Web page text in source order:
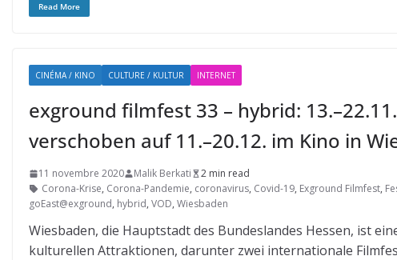
Read More
CINÉMA / KINO CULTURE / KULTUR INTERNET
exground filmfest 33 – hybrid:
verschoben auf 11.–20.12. im Kino in
11 novembre 2020 Malik Berkati
2 min read
Corona-Krise, Corona-Pandemie, coronavirus, Covid-19, Exground Filmfest,
goEast@exground, hybrid, VOD, Wiesbaden
Wiesbaden, die Hauptstadt des Bundeslandes Hessen, ist
kulturellen Attraktionen, darunter zwei internationale